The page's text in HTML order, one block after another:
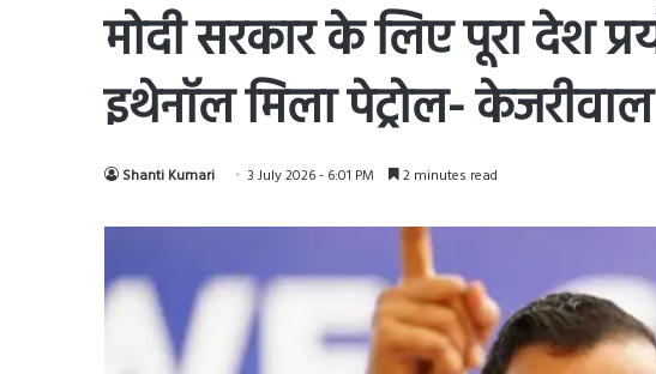
मोदी सरकार के लिए पूरा देश
इथेनॉल मिला पेट्रोल- केजरीवाल
Shanti Kumari 3 July 2026 - 6:01 PM 2 minutes read